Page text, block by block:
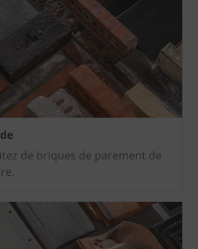
de briques de parement de